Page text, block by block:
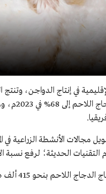
ألف طن من
الأنشطة الزراعية
الحديثة؛ لرفع نسبة